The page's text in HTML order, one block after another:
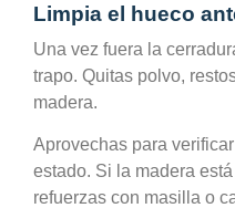
Limpia el hueco
Una vez fuera la
trapo. Quitas polvo,
madera.
Aprovechas para
estado. Si la madera
refuerzas con masilla o